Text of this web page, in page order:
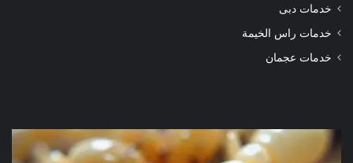
خدمات دبى
خدمات راس الخيمة
خدمات عجمان
شركة
مكافحة